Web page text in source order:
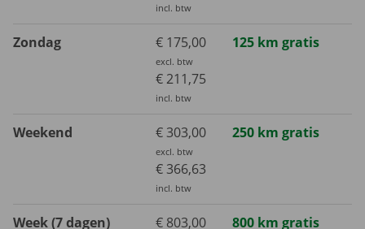
incl. btw
Zondag € 175,00
excl. btw
€ 211,75
incl. btw
125 km gratis
Weekend € 303,00
excl. btw
€ 366,63
incl. btw
250 km gratis
Week (7 dagen) € 803,00 800 km gratis